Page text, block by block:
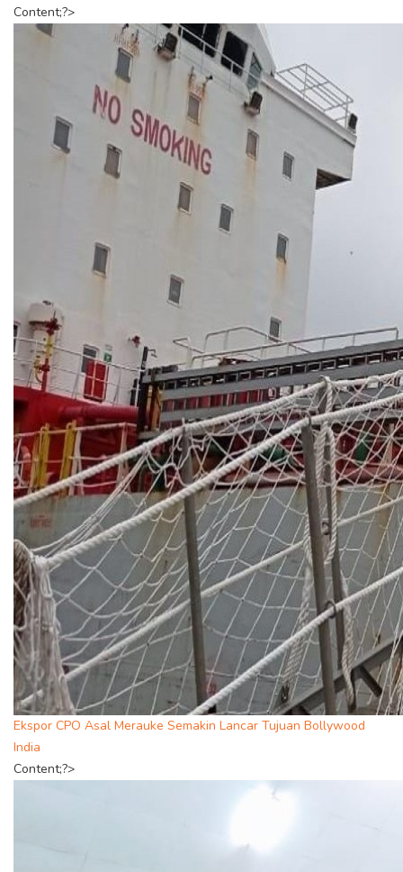
Content;?>
Ekspor CPO Asal Merauke Semakin Lancar Tujuan Bollywood
India
Content;?>